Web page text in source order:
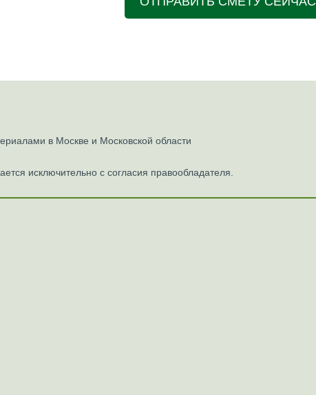
в Москве и Московской области
исключительно с согласия правообладателя.